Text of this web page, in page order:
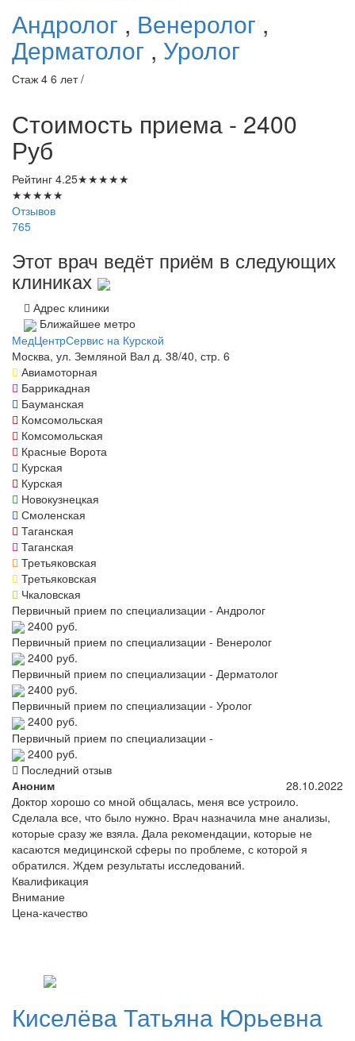
Андролог , Венеролог ,
Дерматолог , Уролог
Стаж 4 6 лет /
Стоимость приема - 2400
Руб
Рейтинг 4.25★★★★★
★★★★★
Отзывов
765
Этот врач ведёт приём в следующих
клиниках
Адрес клиники
Ближайшее метро
МедЦентрСервис на Курской
Москва, ул. Земляной Вал д. 38/40, стр. 6
Авиамоторная
Баррикадная
Бауманская
Комсомольская
Комсомольская
Красные Ворота
Курская
Курская
Новокузнецкая
Смоленская
Таганская
Таганская
Третьяковская
Третьяковская
Чкаловская
Первичный прием по специализации - Андролог
2400 руб.
Первичный прием по специализации - Венеролог
2400 руб.
Первичный прием по специализации - Дерматолог
2400 руб.
Первичный прием по специализации - Уролог
2400 руб.
Первичный прием по специализации -
2400 руб.
Последний отзыв
Аноним
28.10.2022
Доктор хорошо со мной общалась, меня все устроило.
Сделала все, что было нужно. Врач назначила мне анализы,
которые сразу же взяла. Дала рекомендации, которые не
касаются медицинской сферы по проблеме, с которой я
обратился. Ждем результаты исследований.
Квалификация
Внимание
Цена-качество
КиселёваТатьяна Юрьевна